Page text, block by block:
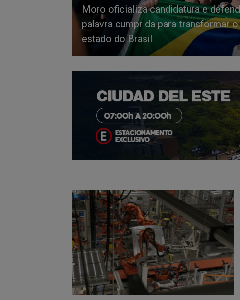
Moro oficializa candidatura e
palavra cumprida para transformar
estado do Brasil